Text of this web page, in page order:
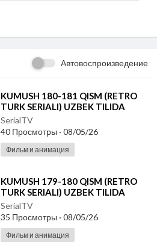
Автовоспроизведение
⁣KUMUSH 180-181 QISM (RETRO
TURK SERIALI) UZBEK TILIDA
SerialTV
40 Просмотры · 08/05/26
Фильм и анимация
⁣KUMUSH 179-180 QISM (RETRO
TURK SERIALI) UZBEK TILIDA
SerialTV
35 Просмотры · 08/05/26
Фильм и анимация